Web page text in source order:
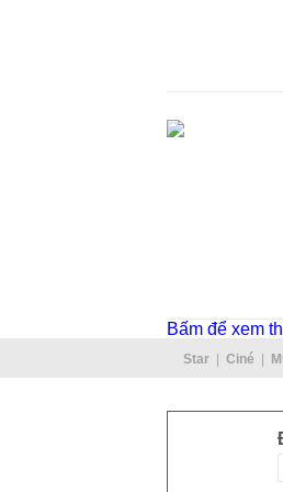
Bấm để xem
Star Ciné